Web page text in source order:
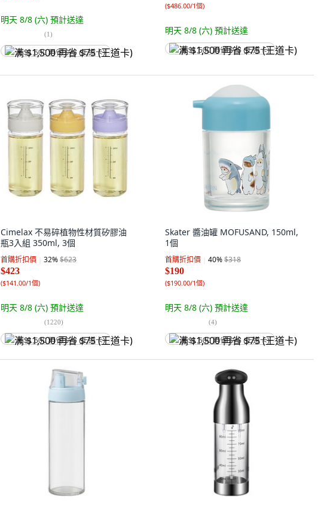
明天 8/8 (六) 預計送達
(1)
满 $1,500 再省 $75 (王道卡)
($486.00/1個)
明天 8/8 (六) 預計送達
满 $1,500 再省 $75 (王道卡)
Cimelax 不易碎植物性材質矽膠油
瓶3入組 350ml, 3個
首購折扣價 32%$623
$423
($141.00/1個)
明天 8/8 (六) 預計送達
(1220)
满 $1,500 再省 $75 (王道卡)
Skater 醬油罐 MOFUSAND, 150ml,
1個
首購折扣價 40%$318
$190
($190.00/1個)
明天 8/8 (六) 預計送達
(4)
满 $1,500 再省 $75 (王道卡)